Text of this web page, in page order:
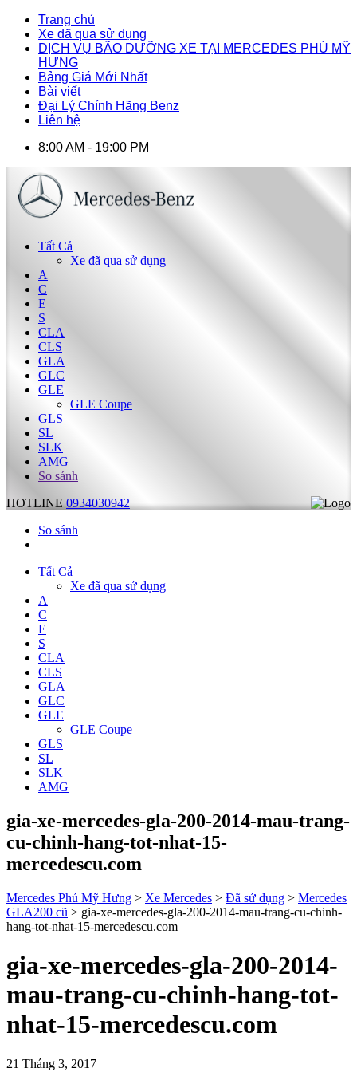
Trang chủ
Xe đã qua sử dụng
DỊCH VỤ BÃO DƯỠNG XE TẠI MERCEDES PHÚ MỸ
HƯNG
Bảng Giá Mới Nhất
Bài viết
Đại Lý Chính Hãng Benz
Liên hệ
8:00 AM - 19:00 PM
Tất Cả
Xe đã qua sử dụng
A
C
E
S
CLA
CLS
GLA
GLC
GLE
GLE Coupe
GLS
SL
SLK
AMG
So sánh
HOTLINE 0934030942
So sánh
Tất Cả
Xe đã qua sử dụng
A
C
E
S
CLA
CLS
GLA
GLC
GLE
GLE Coupe
GLS
SL
SLK
AMG
gia-xe-mercedes-gla-200-2014-mau-trang-
cu-chinh-hang-tot-nhat-15-
mercedescu.com
Mercedes Phú Mỹ Hưng > Xe Mercedes > Đã sử dụng > Mercedes
GLA200 cũ > gia-xe-mercedes-gla-200-2014-mau-trang-cu-chinh-
hang-tot-nhat-15-mercedescu.com
gia-xe-mercedes-gla-200-2014-
mau-trang-cu-chinh-hang-tot-
nhat-15-mercedescu.com
21 Tháng 3, 2017